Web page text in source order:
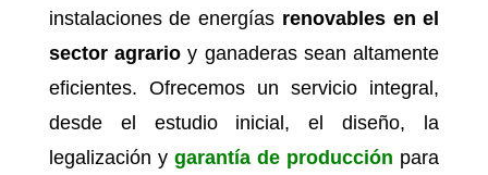
instalaciones de energías renovables en el
sector agrario y ganaderas sean altamente
eficientes. Ofrecemos un servicio integral,
desde el estudio inicial, el diseño, la
legalización y garantía de producción para